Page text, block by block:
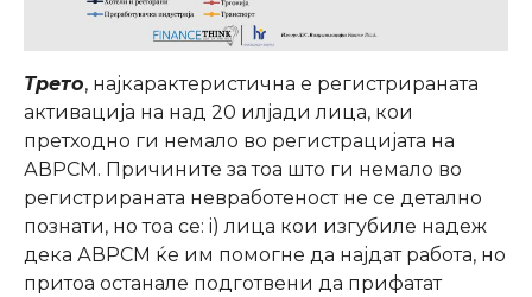
Трето, најкарактеристична е регистрираната
активација на над 20 илјади лица, кои
претходно ги немало во регистрацијата на
АВРСМ. Причините за тоа што ги немало во
регистрираната невработеност не се детално
познати, но тоа се: i) лица кои изгубиле надеж
дека АВРСМ ќе им помогне да најдат работа, но
притоа останале подготвени да прифатат